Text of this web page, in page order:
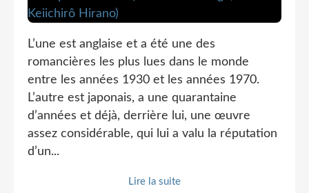
L’une est anglaise et a été une des
romancières les plus lues dans le monde
entre les années 1930 et les années 1970.
L’autre est japonais, a une quarantaine
d’années et déjà, derrière lui, une œuvre
assez considérable, qui lui a valu la réputation
d’un...
Lire la suite